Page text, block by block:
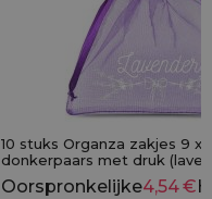
3,39 €
10 stuks Organza zakjes 9 x
donkerpaars met druk
Oorspronkelijke4,54€